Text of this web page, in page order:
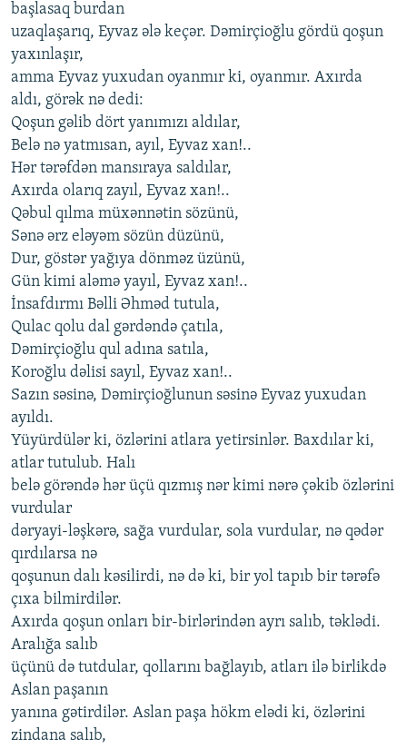
başlasaq burdan
uzaqlaşarıq, Eyvaz ələ keçər. Dəmirçioğlu gördü qoşun
yaxınlaşır,
amma Eyvaz yuxudan oyanmır ki, oyanmır. Axırda
aldı, görək nə dedi:
Qoşun gəlib dört yanımızı aldılar,
Belə nə yatmısan, ayıl, Eyvaz xan!..
Hər tərəfdən mansıraya saldılar,
Axırda olarıq zayıl, Eyvaz xan!..
Qəbul qılma müxənnətin sözünü,
Sənə ərz eləyəm sözün düzünü,
Dur, göstər yağıya dönməz üzünü,
Gün kimi aləmə yayıl, Eyvaz xan!..
İnsafdırmı Bəlli Əhməd tutula,
Qulac qolu dal gərdəndə çatıla,
Dəmirçioğlu qul adına satıla,
Koroğlu dəlisi sayıl, Eyvaz xan!..
Sazın səsinə, Dəmirçioğlunun səsinə Eyvaz yuxudan
ayıldı.
Yüyürdülər ki, özlərini atlara yetirsinlər. Baxdılar ki,
atlar tutulub. Halı
belə görəndə hər üçü qızmış nər kimi nərə çəkib özlərini
vurdular
dəryayi-ləşkərə, sağa vurdular, sola vurdular, nə qədər
qırdılarsa nə
qoşunun dalı kəsilirdi, nə də ki, bir yol tapıb bir tərəfə
çıxa bilmirdilər.
Axırda qoşun onları bir-birlərindən ayrı salıb, təklədi.
Aralığa salıb
üçünü də tutdular, qollarını bağlayıb, atları ilə birlikdə
Aslan paşanın
yanına gətirdilər. Aslan paşa hökm elədi ki, özlərini
zindana salıb,